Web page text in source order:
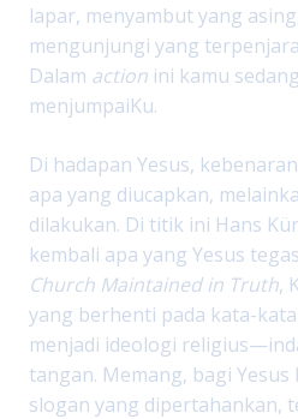
lapar, menyambut yang
mengunjungi yang
Dalam action ini kamu
menjumpaiKu.
Di hadapan Yesus,
apa yang diucapkan,
dilakukan. Di titik ini Hans
kembali apa yang Yesus
Church Maintained in Truth,
yang berhenti pada kata-
menjadi ideologi
tangan. Memang, bagi
slogan yang dipertahankan,